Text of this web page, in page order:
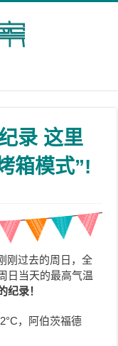
录 这里
箱模式”!
刚过去的周日，全
日当天的最高气温
纪录！
，阿伯茨福德